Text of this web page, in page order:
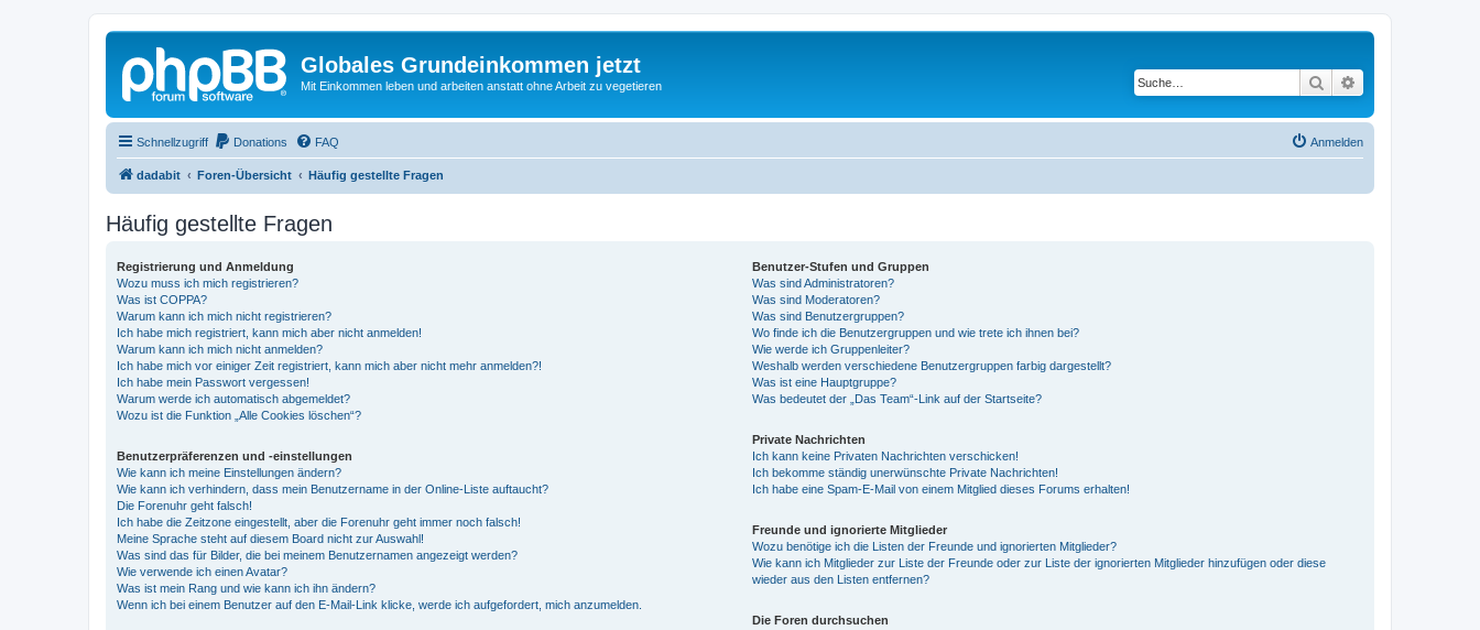
Globales Grundeinkommen jetzt
Mit Einkommen leben und arbeiten anstatt ohne Arbeit zu vegetieren Suche
Schnellzugriff Donations FAQ Anmelden
dadabit Foren-Übersicht Häufig gestellte Fragen
Häufig gestellte Fragen
Registrierung und Anmeldung
Wozu muss ich mich registrieren?
Was ist COPPA?
Warum kann ich mich nicht registrieren?
Ich habe mich registriert, kann mich aber nicht anmelden!
Warum kann ich mich nicht anmelden?
Ich habe mich vor einiger Zeit registriert, kann mich aber nicht mehr anmelden?!
Ich habe mein Passwort vergessen!
Warum werde ich automatisch abgemeldet?
Wozu ist die Funktion „Alle Cookies löschen“?
Benutzerpräferenzen und -einstellungen
Wie kann ich meine Einstellungen ändern?
Wie kann ich verhindern, dass mein Benutzername in der Online-Liste auftaucht?
Die Forenuhr geht falsch!
Ich habe die Zeitzone eingestellt, aber die Forenuhr geht immer noch falsch!
Meine Sprache steht auf diesem Board nicht zur Auswahl!
Was sind das für Bilder, die bei meinem Benutzernamen angezeigt werden?
Wie verwende ich einen Avatar?
Was ist mein Rang und wie kann ich ihn ändern?
Wenn ich bei einem Benutzer auf den E-Mail-Link klicke, werde ich aufgefordert, mich anzumelden.
Benutzer-Stufen und Gruppen
Was sind Administratoren?
Was sind Moderatoren?
Was sind Benutzergruppen?
Wo finde ich die Benutzergruppen und wie trete ich ihnen bei?
Wie werde ich Gruppenleiter?
Weshalb werden verschiedene Benutzergruppen farbig dargestellt?
Was ist eine Hauptgruppe?
Was bedeutet der „Das Team“-Link auf der Startseite?
Private Nachrichten
Ich kann keine Privaten Nachrichten verschicken!
Ich bekomme ständig unerwünschte Private Nachrichten!
Ich habe eine Spam-E-Mail von einem Mitglied dieses Forums erhalten!
Freunde und ignorierte Mitglieder
Wozu benötige ich die Listen der Freunde und ignorierten Mitglieder?
Wie kann ich Mitglieder zur Liste der Freunde oder zur Liste der ignorierten Mitglieder hinzufügen oder diese
wieder aus den Listen entfernen?
Die Foren durchsuchen